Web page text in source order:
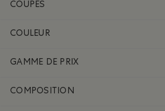
COUPES
COULEUR
GAMME DE PRIX
COMPOSITION